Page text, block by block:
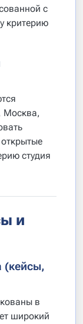
с
критерию
Москва,
открытые
студия
и
(кейсы,
в
широкий